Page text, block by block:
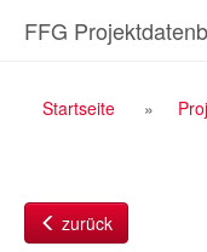
InhaltFFG
Startseite
zurück